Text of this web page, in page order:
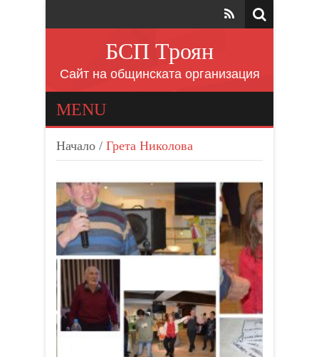
БСП Троян
Сайт на общинската организация
MENU
Начало / Грета Николова